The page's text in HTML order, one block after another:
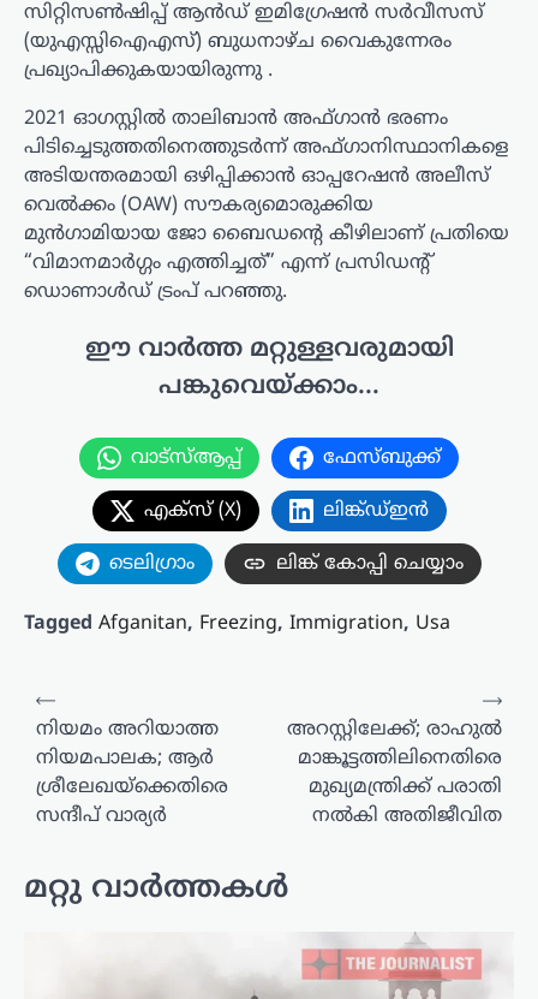
സിറ്റിസൺഷിപ്പ് ആൻഡ് ഇമിഗ്രേഷൻ സർവീസസ്
(യുഎസ്സിഐഎസ്) ബുധനാഴ്ച വൈകുന്നേരം
പ്രഖ്യാപിക്കുകയായിരുന്നു .
2021 ഓഗസ്റ്റിൽ താലിബാൻ അഫ്ഗാൻ ഭരണം
പിടിച്ചെടുത്തതിനെത്തുടർന്ന് അഫ്ഗാനിസ്ഥാനികളെ
അടിയന്തരമായി ഒഴിപ്പിക്കാൻ ഓപ്പറേഷൻ അലീസ്
വെൽക്കം (OAW) സൗകര്യമൊരുക്കിയ
മുൻഗാമിയായ ജോ ബൈഡന്റെ കീഴിലാണ് പ്രതിയെ
“വിമാനമാർഗ്ഗം എത്തിച്ചത്” എന്ന് പ്രസിഡന്റ്
ഡൊണാൾഡ് ട്രംപ് പറഞ്ഞു.
ഈ വാർത്ത മറ്റുള്ളവരുമായി
പങ്കുവെയ്ക്കാം...
വാട്സ്ആപ്പ് ഫേസ്ബുക്ക്
എക്സ് (X) ലിങ്ക്ഡ്ഇൻ
ടെലിഗ്രാം ലിങ്ക് കോപ്പി ചെയ്യാം
Tagged Afganitan, Freezing, Immigration, Usa
പോസ്റ്റുകളിലൂടെ
⟵
നിയമം അറിയാത്ത
നിയമപാലക; ആർ
ശ്രീലേഖയ്ക്കെതിരെ
സന്ദീപ് വാര്യർ
അറസ്റ്റിലേക്ക്; രാഹുൽ
മാങ്കൂട്ടത്തിലിനെതിരെ
മുഖ്യമന്ത്രിക്ക് പരാതി
നൽകി അതിജീവിത
⟶
മറ്റു വാർത്തകൾ